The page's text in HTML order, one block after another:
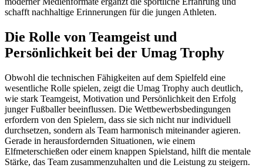
schafft nachhaltige Erinnerungen für die jungen Athleten.
Die Rolle von Teamgeist und
Persönlichkeit bei der Umag Trophy
Obwohl die technischen Fähigkeiten auf dem Spielfeld eine
wesentliche Rolle spielen, zeigt die Umag Trophy auch deutlich,
wie stark Teamgeist, Motivation und Persönlichkeit den Erfolg
junger Fußballer beeinflussen. Die Wettbewerbsbedingungen
erfordern von den Spielern, dass sie sich nicht nur individuell
durchsetzen, sondern als Team harmonisch miteinander agieren.
Gerade in herausfordernden Situationen, wie einem
Elfmeterschießen oder einem knappen Spielstand, hilft die mentale
Stärke, das Team zusammenzuhalten und die Leistung zu steigern.